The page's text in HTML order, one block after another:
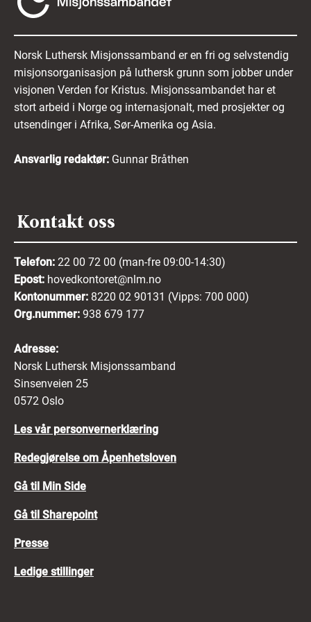
akseptert retningslinjene ovenfor.
din er fullstendige og riktige.
Samtykker du til behandling og
ivaretakelse av de innsendte
opplysningene.
Mer informasjon om hvordan vi behandler dine
Norsk Luthersk Misjonssamband er en fri og selvstendig
misjonsorganisasjon på luthersk grunn som jobber under
visjonen Verden for Kristus. Misjonssambandet har et
stort arbeid i Norge og internasjonalt, med prosjekter og
utsendinger i Afrika, Sør-Amerika og Asia.
Ansvarlig redaktør: Gunnar Bråthen
Kontakt oss
Telefon: 22 00 72 00 (man-fre 09:00-14:30)
Epost: hovedkontoret@nlm.no
Kontonummer: 8220 02 90131 (Vipps: 700 000)
Org.nummer: 938 679 177
Adresse:
Norsk Luthersk Misjonssamband
Sinsenveien 25
0572 Oslo
Les vår personvernerklæring
Redegjørelse om Åpenhetsloven
Gå til Min Side
Gå til Sharepoint
Presse
Ledige stillinger